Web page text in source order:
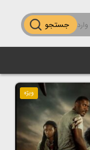
جستجو
ویژه